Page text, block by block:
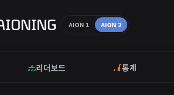
AION 1 AION 2
리더보드 통계